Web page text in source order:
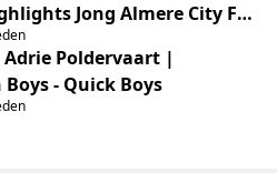
Jong Almere City FC
Poldervaart |
- Quick Boys